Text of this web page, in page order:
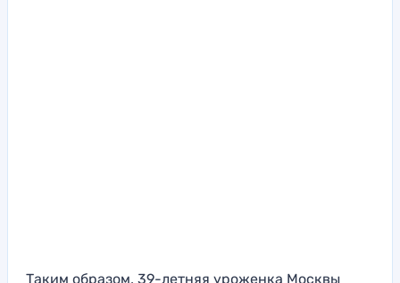
Таким образом, 39-летняя уроженка Москвы